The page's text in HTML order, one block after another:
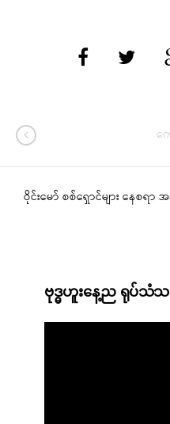
က
ဝိုင်းမော် စစ်ရှောင်များ နေစရ
ဗုဒ္ဓဟူးနေ့ည ရုပ်သံသ